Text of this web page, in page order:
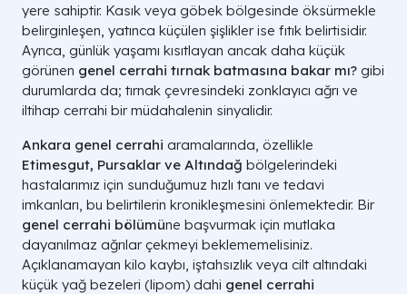
yere sahiptir. Kasık veya göbek bölgesinde öksürmekle
belirginleşen, yatınca küçülen şişlikler ise fıtık belirtisidir.
Ayrıca, günlük yaşamı kısıtlayan ancak daha küçük
görünen genel cerrahi tırnak batmasına bakar mı? gibi
durumlarda da; tırnak çevresindeki zonklayıcı ağrı ve
iltihap cerrahi bir müdahalenin sinyalidir.
Ankara genel cerrahi aramalarında, özellikle
Etimesgut, Pursaklar ve Altındağ bölgelerindeki
hastalarımız için sunduğumuz hızlı tanı ve tedavi
imkanları, bu belirtilerin kronikleşmesini önlemektedir. Bir
genel cerrahi bölümüne başvurmak için mutlaka
dayanılmaz ağrılar çekmeyi beklememelisiniz.
Açıklanamayan kilo kaybı, iştahsızlık veya cilt altındaki
küçük yağ bezeleri (lipom) dahi genel cerrahi